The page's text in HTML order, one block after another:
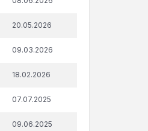
20.05.2026
09.03.2026
18.02.2026
07.07.2025
09.06.2025